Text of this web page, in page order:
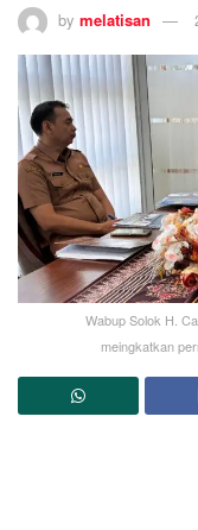
by melatisan
Wabup Solok H.
meingkatkan